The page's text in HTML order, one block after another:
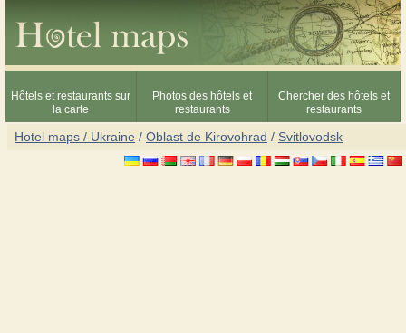
Hôtels et restaurants sur
la carte
Photos des hôtels et
restaurants
Chercher des hôtels et
restaurants
Hotel maps / Ukraine / Oblast de Kirovohrad / Svitlovodsk